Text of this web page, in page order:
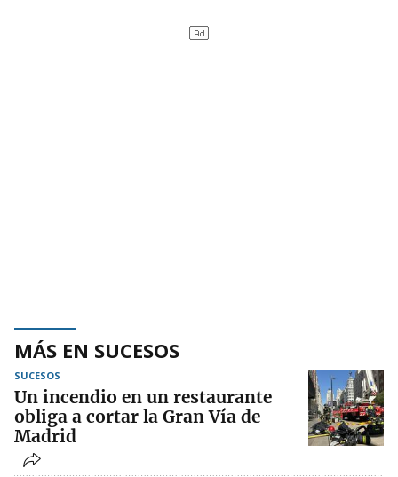
MÁS EN SUCESOS
SUCESOS
Un incendio en un restaurante
obliga a cortar la Gran Vía de
Madrid